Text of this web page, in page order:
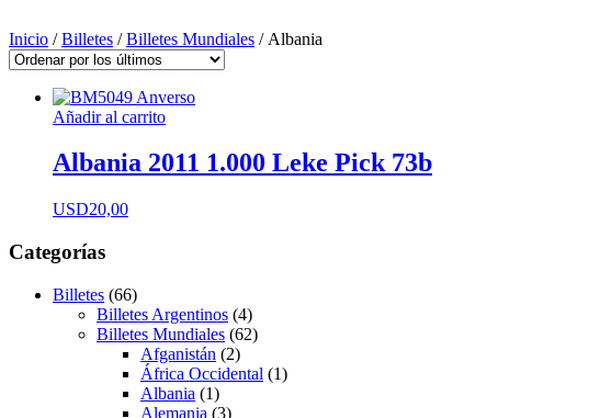
Inicio /Billetes /Billetes Mundiales / Albania
Añadir al carrito
Albania 2011 1.000 Leke Pick 73b
USD20,00
Categorías
Billetes (66)
Billetes Argentinos (4)
Billetes Mundiales (62)
Afganistán (2)
África Occidental (1)
Albania (1)
Alemania (3)